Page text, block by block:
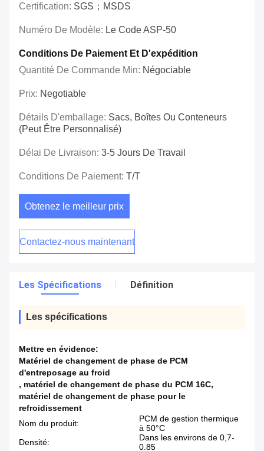
Certification: SGS；MSDS
Numéro De Modèle: Le Code ASP-50
Conditions De Paiement Et D'expédition
Quantité De Commande Min: Négociable
Prix: Negotiable
Détails D'emballage: Sacs, Boîtes Ou Conteneurs
(peut Être Personnalisé)
Délai De Livraison: 3-5 Jours De Travail
Conditions De Paiement: T/T
Obtenez le meilleur prix
Contactez-nous maintenant
Les Spécifications Définition
Les spécifications
Mettre en évidence:
Matériel de changement de phase de PCM
d'entreposage au froid
, matériel de changement de phase du PCM 16C,
matériel de changement de phase pour le
refroidissement
Nom du produit:
PCM de gestion thermique
à 50°C
Densité:
Dans les environs de 0,7-
0.85